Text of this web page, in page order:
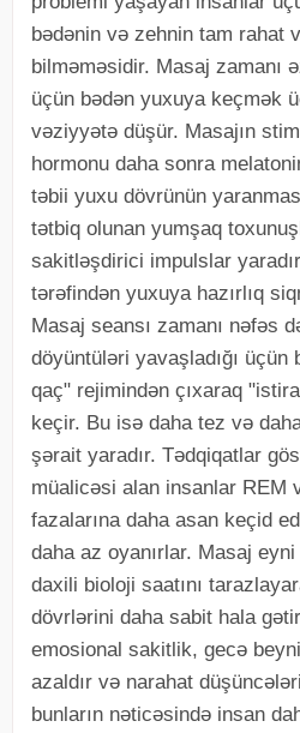
bədənin və zehnin tam rahat
bilməməsidir. Masaj zamanı
üçün bədən yuxuya keçmək
vəziyyətə düşür. Masajın
hormonu daha sonra
təbii yuxu dövrünün
tətbiq olunan yumşaq
sakitləşdirici impulslar
tərəfindən yuxuya hazırlıq
Masaj seansı zamanı nəfəs
döyüntüləri yavaşladığı
qaç" rejimindən çıxaraq
keçir. Bu isə daha tez və
şərait yaradır. Tədqiqatlar
müalicəsi alan insanlar REM
fazalarına daha asan keçid
daha az oyanırlar. Masaj
daxili bioloji saatını
dövrlərini daha sabit hala
emosional sakitlik, gecə
azaldır və narahat
bunların nəticəsində insan